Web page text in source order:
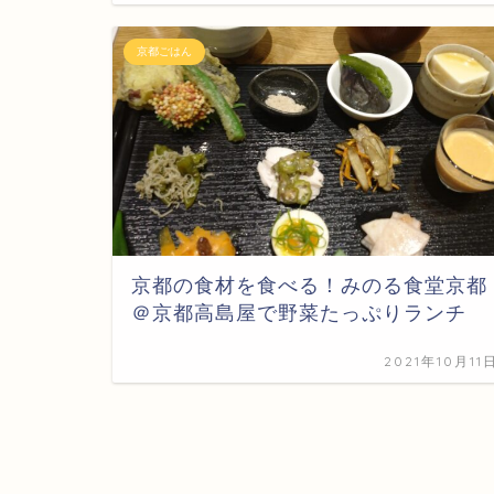
京都ごはん
京都の食材を食べる！みのる食堂京都
＠京都高島屋で野菜たっぷりランチ
2021年10月11